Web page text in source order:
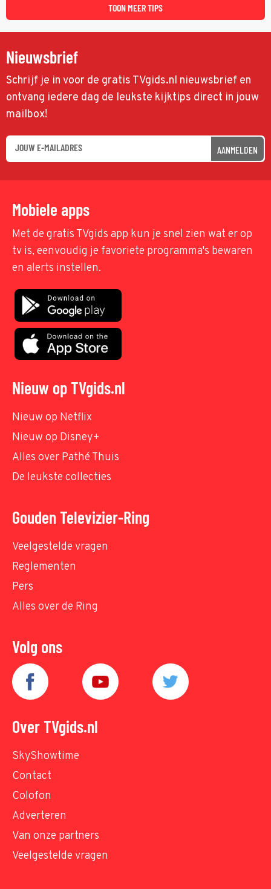
TOON MEER TIPS
Nieuwsbrief
Schrijf je in voor de gratis TVgids.nl nieuwsbrief en
ontvang iedere dag de leukste kijktips direct in jouw
mailbox!
AANMELDEN
Mobiele apps
Met de gratis TVgids app kun je snel zien wat er op
tv is, eenvoudig je favoriete programma's bewaren
en alerts instellen.
Nieuw op TVgids.nl
Nieuw op Netflix
Nieuw op Disney+
Alles over Pathé Thuis
De leukste collecties
Gouden Televizier-Ring
Veelgestelde vragen
Reglementen
Pers
Alles over de Ring
Volg ons
Over TVgids.nl
SkyShowtime
Contact
Colofon
Adverteren
Van onze partners
Veelgestelde vragen